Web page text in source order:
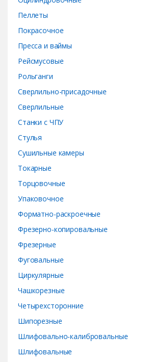
Пеллеты
Покрасочное
Пресса и ваймы
Рейсмусовые
Рольганги
Сверлильно-присадочные
Сверлильные
Станки с ЧПУ
Стулья
Сушильные камеры
Токарные
Торцовочные
Упаковочное
Форматно-раскроечные
Фрезерно-копировальные
Фрезерные
Фуговальные
Циркулярные
Чашкорезные
Четырехсторонние
Шипорезные
Шлифовально-калибровальные
Шлифовальные